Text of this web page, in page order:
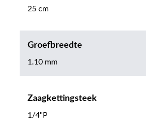
25 cm
Groefbreedte
1.10 mm
Zaagkettingsteek
1/4"P